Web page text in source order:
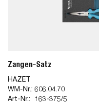
Zangen-Satz
HAZET
WM-Nr.: 606.04.70
Art-Nr.:
163-375/5